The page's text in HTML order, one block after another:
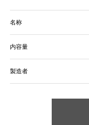
名称
内容量
製造者